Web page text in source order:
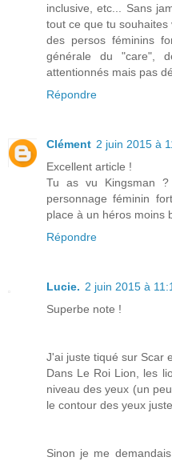
inclusive, etc... Sans
tout ce que tu
des persos féminins
générale du "care",
attentionnés mais pas
Répondre
Clément 2 juin 2015 à
Excellent article !
Tu as vu Kingsman
personnage féminin
place à un héros moins
Répondre
Lucie. 2 juin 2015 à
Superbe note !
J'ai juste tiqué sur Scar
Dans Le Roi Lion, les
niveau des yeux (un
le contour des yeux
Sinon je me